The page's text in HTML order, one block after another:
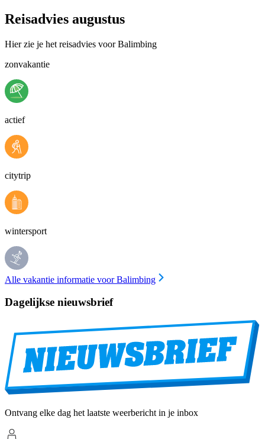
Reisadvies augustus
Hier zie je het reisadvies voor Balimbing
zonvakantie
actief
citytrip
wintersport
Alle vakantie informatie voor Balimbing
Dagelijkse nieuwsbrief
Ontvang elke dag het laatste weerbericht in je inbox